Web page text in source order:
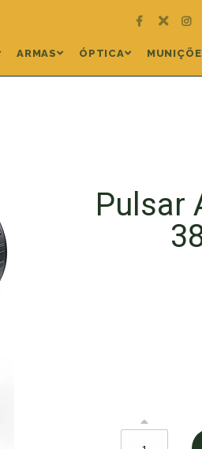
ARMAS ÓPTICA
Pulsar